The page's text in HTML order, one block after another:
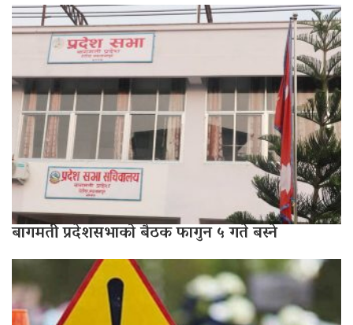
बागमती प्रदेशसभाको बैठक फागुन ५ गते बस्ने